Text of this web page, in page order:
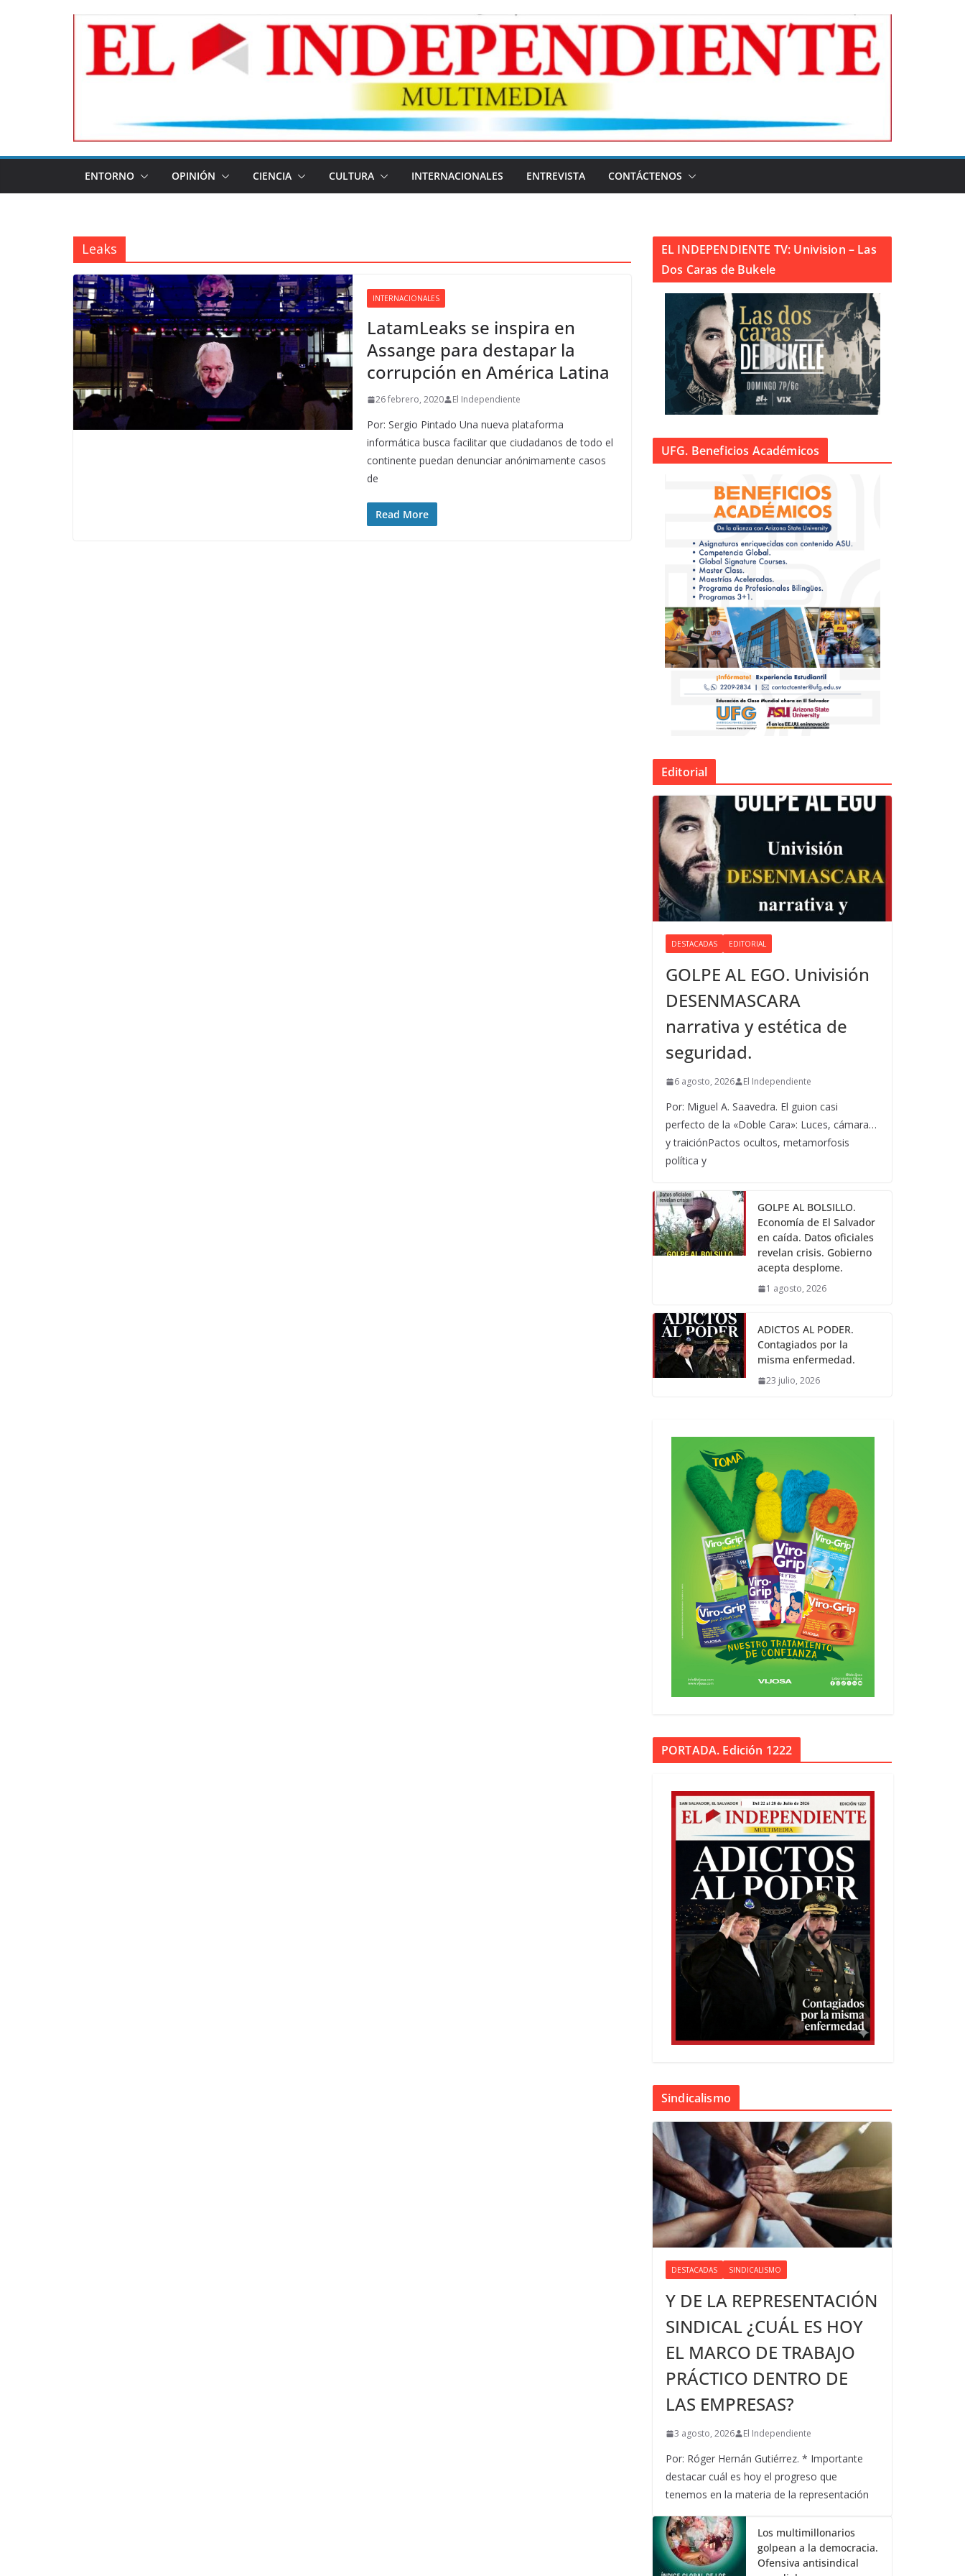
ENTORNO OPINIÓN CIENCIA CULTURA INTERNACIONALES ENTREVISTA CONTÁCTENOS
Leaks
INTERNACIONALES
LatamLeaks se inspira en
Assange para destapar la
corrupción en América Latina
26 febrero, 2020 El Independiente
Por: Sergio Pintado Una nueva plataforma
informática busca facilitar que ciudadanos de todo el
continente puedan denunciar anónimamente casos
de
Read More
EL INDEPENDIENTE TV: Univision – Las
Dos Caras de Bukele
UFG. Beneficios Académicos
Editorial
DESTACADAS EDITORIAL
GOLPE AL EGO. Univisión
DESENMASCARA
narrativa y estética de
seguridad.
6 agosto, 2026 El Independiente
Por: Miguel A. Saavedra. El guion casi
perfecto de la «Doble Cara»: Luces, cámara…
y traiciónPactos ocultos, metamorfosis
política y
GOLPE AL BOLSILLO.
Economía de El Salvador
en caída. Datos oficiales
revelan crisis. Gobierno
acepta desplome.
1 agosto, 2026
ADICTOS AL PODER.
Contagiados por la
misma enfermedad.
23 julio, 2026
PORTADA. Edición 1222
Sindicalismo
DESTACADAS SINDICALISMO
Y DE LA REPRESENTACIÓN
SINDICAL ¿CUÁL ES HOY
EL MARCO DE TRABAJO
PRÁCTICO DENTRO DE
LAS EMPRESAS?
3 agosto, 2026 El Independiente
Por: Róger Hernán Gutiérrez. * Importante
destacar cuál es hoy el progreso que
tenemos en la materia de la representación
Los multimillonarios
golpean a la democracia.
Ofensiva antisindical